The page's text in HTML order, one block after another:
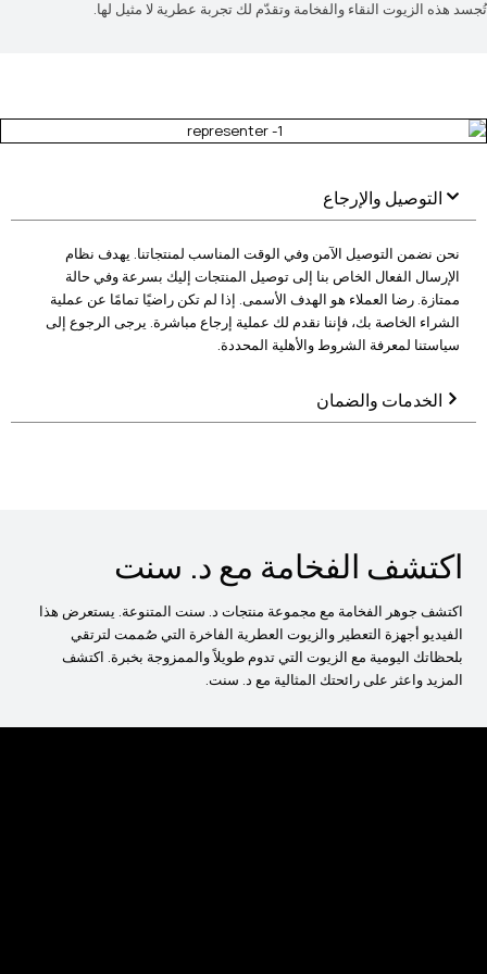
تُجسد هذه الزيوت النقاء والفخامة وتقدّم لك تجربة عطرية لا مثيل لها.
التوصيل والإرجاع
نحن نضمن التوصيل الآمن وفي الوقت المناسب لمنتجاتنا. يهدف نظام
الإرسال الفعال الخاص بنا إلى توصيل المنتجات إليك بسرعة وفي حالة
ممتازة. رضا العملاء هو الهدف الأسمى. إذا لم تكن راضيًا تمامًا عن عملية
الشراء الخاصة بك، فإننا نقدم لك عملية إرجاع مباشرة. يرجى الرجوع إلى
سياستنا لمعرفة الشروط والأهلية المحددة.
الخدمات والضمان
اكتشف الفخامة مع د. سنت
اكتشف جوهر الفخامة مع مجموعة منتجات د. سنت المتنوعة. يستعرض هذا
الفيديو أجهزة التعطير والزيوت العطرية الفاخرة التي صُممت لترتقي
بلحظاتك اليومية مع الزيوت التي تدوم طويلاً والممزوجة بخبرة. اكتشف
المزيد واعثر على رائحتك المثالية مع د. سنت.